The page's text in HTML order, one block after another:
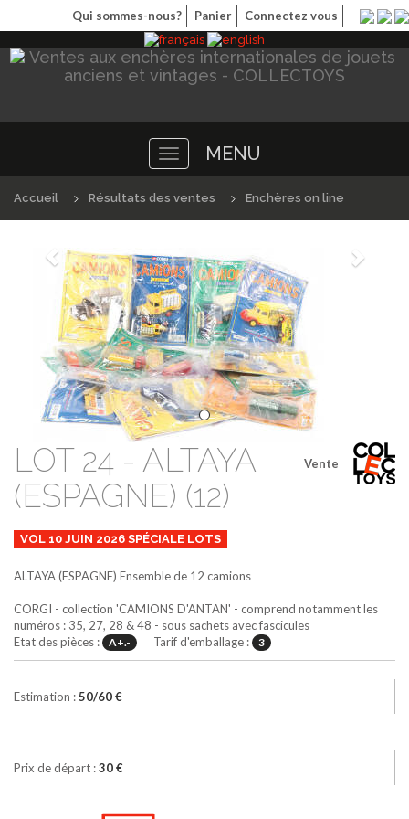
Qui sommes-nous? Panier Connectez vous
Toggle
navigation
MENU
Accueil Résultats des ventes Enchères on line
Précédént
Vente
LOT 24 - ALTAYA
(ESPAGNE) (12)
VOL 10 JUIN 2026 SPÉCIALE LOTS
ALTAYA (ESPAGNE) Ensemble de 12 camions
CORGI - collection 'CAMIONS D'ANTAN' - comprend notamment les
numéros : 35, 27, 28 & 48 - sous sachets avec fascicules
Etat des pièces :
A+.- Tarif d'emballage : 3
Estimation :50/60 €
Prix de départ :30 €